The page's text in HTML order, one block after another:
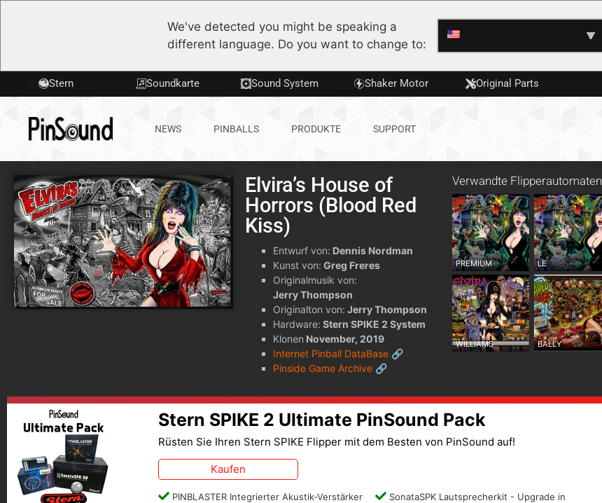
We've detected you might be speaking a
different language. Do you want to change to:
Stern Soundkarte Sound System Shaker Motor Original Parts
NEWS PINBALLS PRODUKTE SUPPORT
Elvira’s House of
Horrors (Blood Red
Kiss)
Entwurf von: Dennis Nordman
Kunst von: Greg Freres
Originalmusik von:
Jerry Thompson
Originalton von: Jerry Thompson
Hardware: Stern SPIKE 2 System
Klonen November, 2019
Internet Pinball DataBase 🔗
Pinside Game Archive 🔗
Verwandte Flipperautomaten
PREMIUM LE
WILLIAMS BALLY
Stern SPIKE 2 Ultimate PinSound Pack
Rüsten Sie Ihren Stern SPIKE Flipper mit dem Besten von PinSound auf!
Kaufen
PINBLASTER Integrierter Akustik-Verstärker
SonataSPK Lautsprecherkit - Upgrade in